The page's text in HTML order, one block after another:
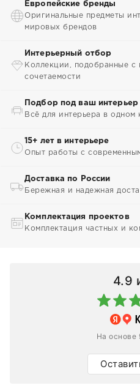
Европейские бренды
Оригинальные предметы
мировых брендов
Интерьерный отбор
Коллекции, подобранные с
сочетаемости
Подбор под ваш интерьер
Всё для интерьера в одном
15+ лет в интерьере
Опыт работы с
Доставка по России
Бережная и надежная
Комплектация проектов
Комплектация частных и
4.9
На основе